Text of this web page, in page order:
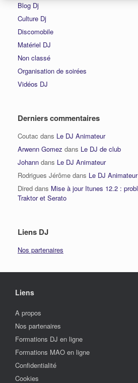
Blog Dj
Culture Dj
Discomobile
Matériel DJ
Non classé
Organisation de soirées
Vidéos DJ
Derniers commentaires
Coutac dans Le DJ Animateur
Arwenn Gomez dans Le DJ de club
Johann dans Le DJ Animateur
Rodrigues Jérôme dans Le DJ Animateur
Dired dans Mise à jour Itunes 12.2 :
Traktor et Serato
Liens DJ
Nos partenaires
Liens
A propos
Nos partenaires
Formations DJ en ligne
Formations MAO en ligne
Confidentialité
Cookies